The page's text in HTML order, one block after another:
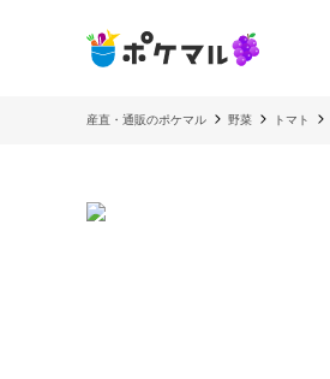
産直・通販のポケマル 野菜 トマト